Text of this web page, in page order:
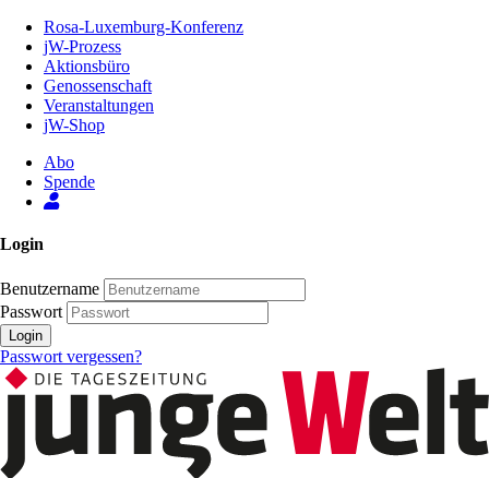
Inhalt
Seite
Rosa-Luxemburg-Konferenz
jW-Prozess
Aktionsbüro
Genossenschaft
Veranstaltungen
jW-Shop
Abo
Spende
Login
Benutzername
Passwort
Login
Passwort vergessen?